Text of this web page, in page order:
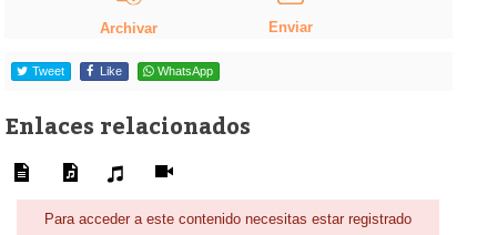
Archivar Enviar
Tweet Like WhatsApp
Enlaces relacionados
Para acceder a este contenido necesitas estar registrado